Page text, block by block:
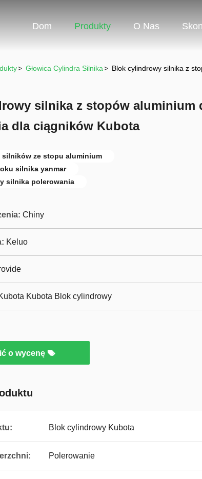
Dom Produkty O Nas
> Głowica Cylindra Silnika> Blok cylindrowy silnika z
silnika z stopów aluminium
dla ciągników Kubota
ze stopu aluminium
silnika yanmar
silnika polerowania
Chiny
Keluo
Kubota Blok cylindrowy
o wycenę
Blok cylindrowy Kubota
Polerowanie